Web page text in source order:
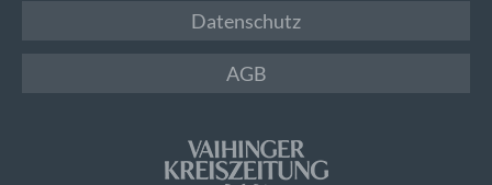
Datenschutz
AGB